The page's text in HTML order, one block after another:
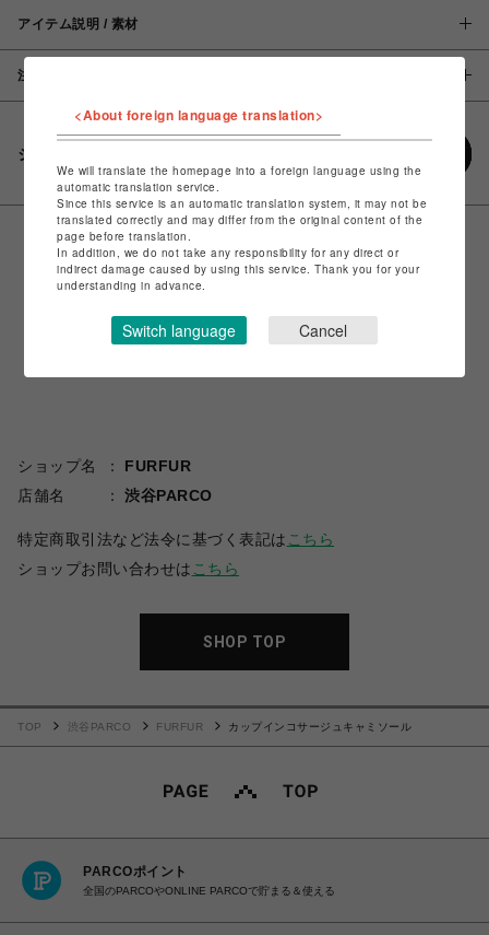
アイテム説明 / 素材
注意事項
シェアする
ショップ名
FURFUR
店舗名
渋谷PARCO
特定商取引法など法令に基づく表記は こちら
ショップお問い合わせは こちら
SHOP TOP
TOP 渋谷PARCO FURFUR カップインコサージュキャミソール
PARCOポイント
全国のPARCOやONLINE PARCOで貯まる＆使える
<About foreign language translation>
We will translate the homepage into a foreign language using the
automatic translation service.
Since this service is an automatic translation system, it may not be
translated correctly and may differ from the original content of the
page before translation.
In addition, we do not take any responsibility for any direct or
indirect damage caused by using this service. Thank you for your
understanding in advance.
Switch language Cancel